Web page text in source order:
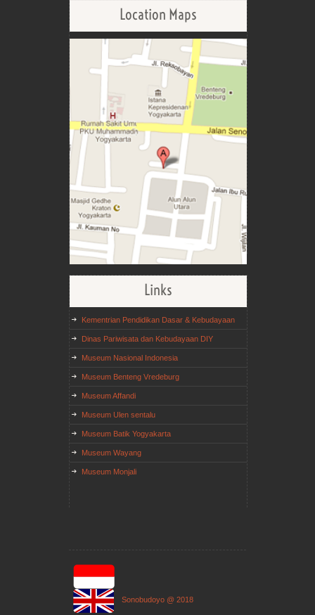
Location Maps
Links
Kementrian Pendidikan Dasar & Kebudayaan
Dinas Pariwisata dan Kebudayaan DIY
Museum Nasional Indonesia
Museum Benteng Vredeburg
Museum Affandi
Museum Ulen sentalu
Museum Batik Yogyakarta
Museum Wayang
Museum Monjali
Sonobudoyo @ 2018